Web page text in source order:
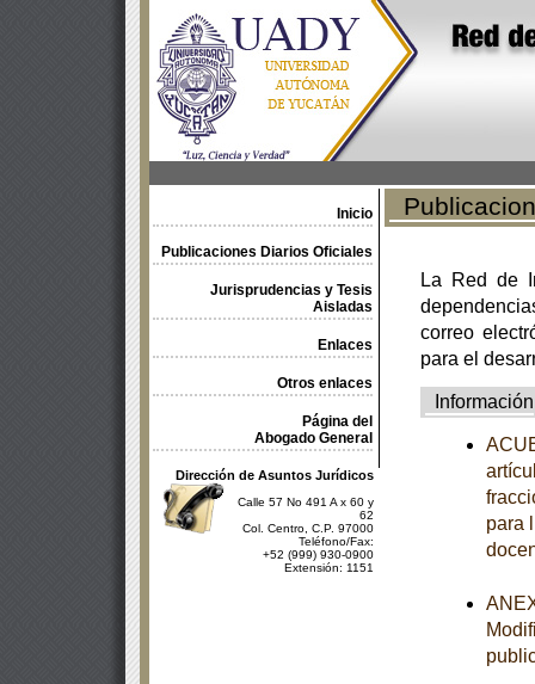
Inicio
Publicaciones Diarios Oficiales
Jurisprudencias y Tesis
Aisladas
Enlaces
Otros enlaces
Página del
Abogado General
Dirección de Asuntos Jurídicos
Calle 57 No 491 A x 60 y
62
Col. Centro, C.P. 97000
Teléfono/Fax:
+52 (999) 930-0900
Extensión: 1151
La Red de
correo
para el
Información
para